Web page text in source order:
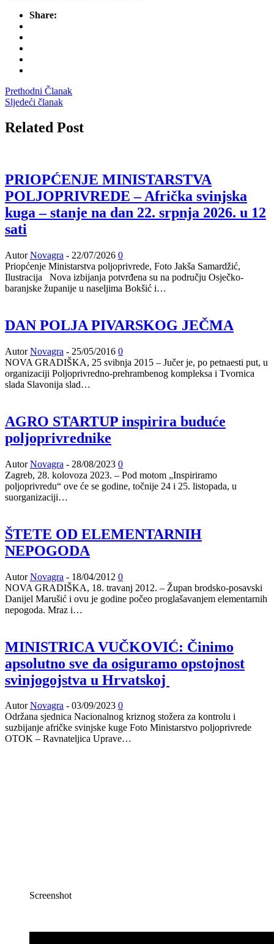
Share:
Prethodni Članak
Sljedeći članak
Related Post
PRIOPĆENJE MINISTARSTVA
POLJOPRIVREDE – Afrička svinjska
kuga – stanje na dan 22. srpnja 2026. u 12
sati
Autor Novagra - 22/07/2026 0
Priopćenje Ministarstva poljoprivrede, Foto Jakša Samardžić,
Ilustracija Nova izbijanja potvrđena su na području Osječko-
baranjske županije u naseljima Bokšić i…
DAN POLJA PIVARSKOG JEČMA
Autor Novagra - 25/05/2016 0
NOVA GRADIŠKA, 25 svibnja 2015 – Jučer je, po petnaesti put, u
organizaciji Poljoprivredno-prehrambenog kompleksa i Tvornica
slada Slavonija slad…
AGRO STARTUP inspirira buduće
poljoprivrednike
Autor Novagra - 28/08/2023 0
Zagreb, 28. kolovoza 2023. – Pod motom „Inspiriramo
poljoprivredu“ ove će se godine, točnije 24 i 25. listopada, u
suorganizaciji…
ŠTETE OD ELEMENTARNIH
NEPOGODA
Autor Novagra - 18/04/2012 0
NOVA GRADIŠKA, 18. travanj 2012. – Župan brodsko-posavski
Danijel Marušić i ovu je godine počeo proglašavanjem elementarnih
nepogoda. Mraz i…
MINISTRICA VUČKOVIĆ: Činimo
apsolutno sve da osiguramo opstojnost
svinjogojstva u Hrvatskoj
Autor Novagra - 03/09/2023 0
Održana sjednica Nacionalnog kriznog stožera za kontrolu i
suzbijanje afričke svinjske kuge Foto Ministarstvo poljoprivrede
OTOK – Ravnateljica Uprave…
Screenshot